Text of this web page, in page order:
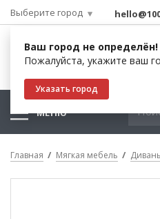
Выберите город
Ваш город не определён!
Пожалуйста, укажите ваш
Указать город
МЕНЮ
Главная Мягкая мебель